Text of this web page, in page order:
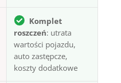
Komplet
roszczeń: utrata
wartości pojazdu,
auto zastępcze,
koszty dodatkowe